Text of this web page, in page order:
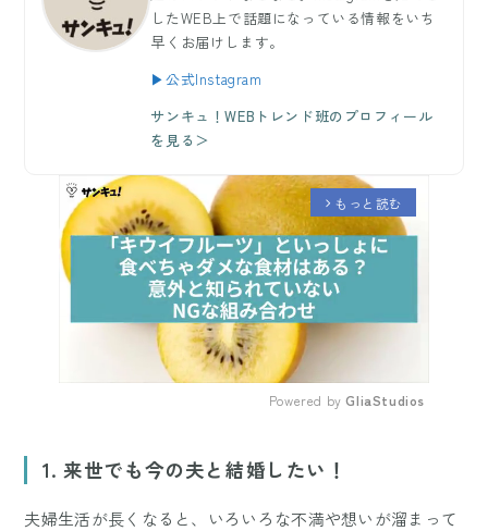
したWEB上で話題になっている情報をいち
早くお届けします。
▶公式Instagram
サンキュ！WEBトレンド班のプロフィール
を見る＞
arrow_forward_ios もっと読む
Powered by GliaStudios
1. 来世でも今の夫と結婚したい！
夫婦生活が長くなると、いろいろな不満や想いが溜まって